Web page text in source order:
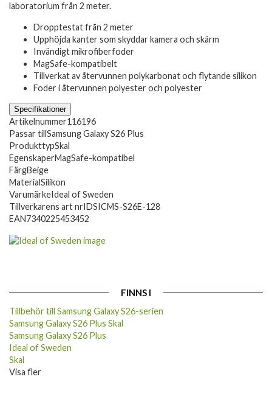
laboratorium från 2 meter.
Dropptestat från 2 meter
Upphöjda kanter som skyddar kamera och skärm
Invändigt mikrofiberfoder
MagSafe-kompatibelt
Tillverkat av återvunnen polykarbonat och flytande silikon
Foder i återvunnen polyester och polyester
Specifikationer
Artikelnummer116196
Passar tillSamsung Galaxy S26 Plus
ProdukttypSkal
EgenskaperMagSafe-kompatibel
FärgBeige
MaterialSilikon
VarumärkeIdeal of Sweden
Tillverkarens art nrIDSICMS-S26E-128
EAN7340225453452
FINNS I
Tillbehör till Samsung Galaxy S26-serien
Samsung Galaxy S26 Plus Skal
Samsung Galaxy S26 Plus
Ideal of Sweden
Skal
Visa fler